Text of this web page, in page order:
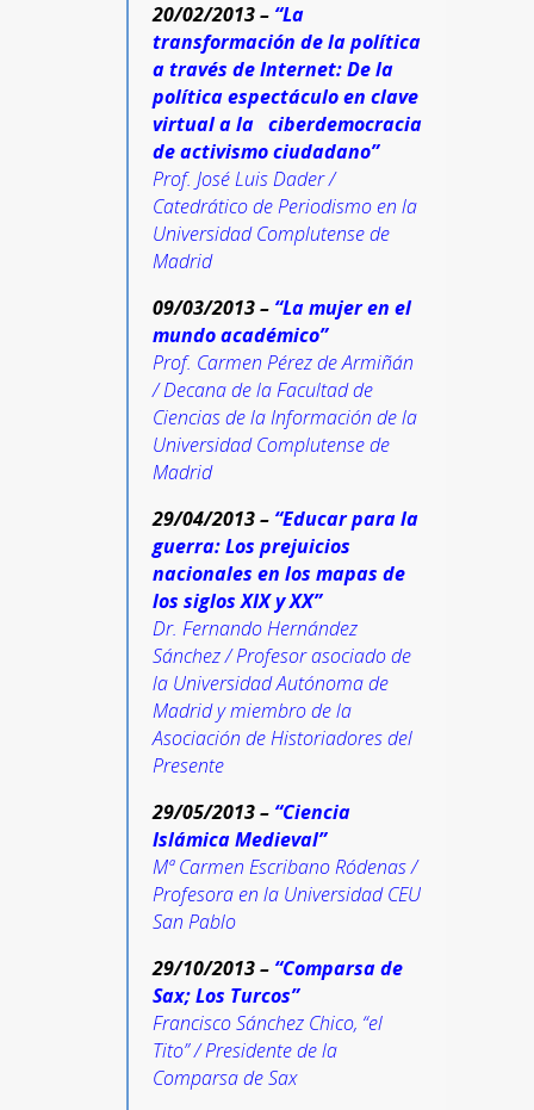
20/02/2013 – “La
transformación de la política
a través de Internet: De la
política espectáculo en clave
virtual a la ciberdemocracia
de activismo ciudadano”
Prof. José Luis Dader /
Catedrático de Periodismo en la
Universidad Complutense de
Madrid
09/03/2013 – “La mujer en el
mundo académico”
Prof. Carmen Pérez de Armiñán
/ Decana de la Facultad de
Ciencias de la Información de la
Universidad Complutense de
Madrid
29/04/2013 – “Educar para la
guerra: Los prejuicios
nacionales en los mapas de
los siglos XIX y XX”
Dr. Fernando Hernández
Sánchez / Profesor asociado de
la Universidad Autónoma de
Madrid y miembro de la
Asociación de Historiadores del
Presente
29/05/2013 – “Ciencia
Islámica Medieval”
Mª Carmen Escribano Ródenas /
Profesora en la Universidad CEU
San Pablo
29/10/2013 – “Comparsa de
Sax; Los Turcos”
Francisco Sánchez Chico, “el
Tito” / Presidente de la
Comparsa de Sax